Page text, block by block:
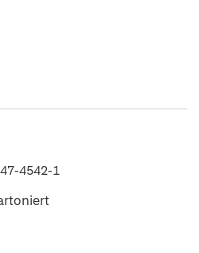
4542-1